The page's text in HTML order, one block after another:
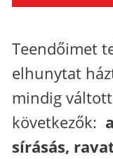
Teendőimet
elhunytat
mindig
következők:
sírásás,